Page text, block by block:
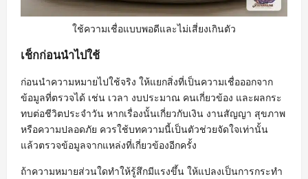
ใช้ความเชื่อแบบพอดีและไม่เสี่ยงเกินตัว
เช็กก่อนนำไปใช้
ก่อนนำความหมายไปใช้จริง ให้แยกสิ่งที่เป็นความเชื่อออกจาก
ข้อมูลที่ตรวจได้ เช่น เวลา งบประมาณ คนเกี่ยวข้อง และผลกระ
ทบต่อชีวิตประจำวัน หากเรื่องนั้นเกี่ยวกับเงิน งานสัญญา สุขภาพ
หรือความปลอดภัย ควรใช้บทความนี้เป็นตัวช่วยจัดใจเท่านั้น
แล้วตรวจข้อมูลจากแหล่งที่เกี่ยวข้องอีกครั้ง
ถ้าความหมายส่วนใดทำให้รู้สึกมีแรงขึ้น ให้แปลงเป็นการกระทำ